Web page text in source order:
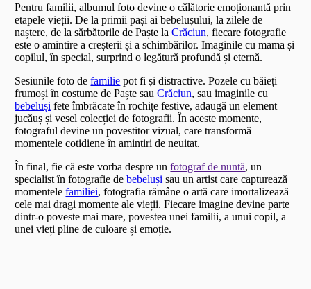
Pentru familii, albumul foto devine o călătorie emoționantă prin
etapele vieții. De la primii pași ai bebelușului, la zilele de
naștere, de la sărbătorile de Paște laCrăciun, fiecare fotografie
este o amintire a creșterii și a schimbărilor. Imaginile cu mama și
copilul, în special, surprind o legătură profundă și eternă.
Sesiunile foto defamilie pot fi și distractive. Pozele cu băieți
frumoși în costume de Paște sauCrăciun, sau imaginile cu
bebeluși fete îmbrăcate în rochițe festive, adaugă un element
jucăuș și vesel colecției de fotografii. În aceste momente,
fotograful devine un povestitor vizual, care transformă
momentele cotidiene în amintiri de neuitat.
În final, fie că este vorba despre unfotograf de nuntă, un
specialist în fotografie debebeluși sau un artist care capturează
momentelefamiliei, fotografia rămâne o artă care imortalizează
cele mai dragi momente ale vieții. Fiecare imagine devine parte
dintr-o poveste mai mare, povestea unei familii, a unui copil, a
unei vieți pline de culoare și emoție.